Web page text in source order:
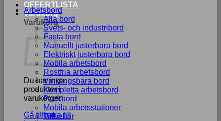
OFFERTLISTA
Varukorg
Varukorg
Du har inga
produkter i
varukorgen.
Gå tillbaka till
Arbetsbord
Alla bord
Svets- och industribord
Fasta bord
Manuellt justerbara bord
Elektriskt justerbara bord
Mobila arbetsbord
Rostfria arbetsbord
Vinklingsbara bord
Kompletta arbetsbord
Packbord
Mobila arbetsstationer
Tillbehör